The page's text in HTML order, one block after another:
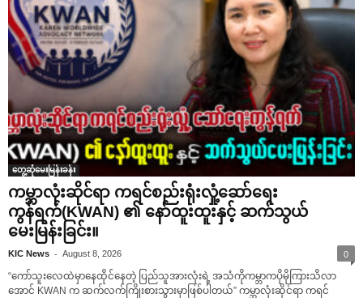
တွေ့ဆုံမေးမြန်းခန်း
ကမ္ဘာလုံးဆိုင်ရာ ကရင်စည်းရုံးလှုံ့ဆော်ရေး
ကွန်ရက်(KWAN) ၏ နော်ထူးထူးနှင့် ဆက်သွယ်
မေးမြန်းခြင်း။
KIC News - August 8, 2026 0
“ကော်သူးလေထဲမှာနေထိုင်နေတဲ့ ပြည်သူအားလုံးရဲ့ အသံကိုကမ္ဘာကပိုမိုကြားသိလာ
အောင် KWAN က ဆက်လက်ကြိုးစားသွားမှာဖြစ်ပါတယ်” ကမ္ဘာလုံးဆိုင်ရာ ကရင်